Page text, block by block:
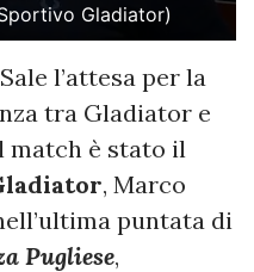
Gladiator)
Sale l’attesa per la
tra Gladiator e
match è stato il
, Marco
puntata di
Pugliese,